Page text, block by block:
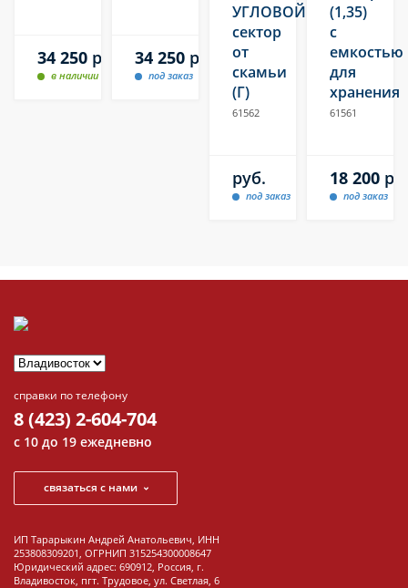
34 250 руб.
в наличии
34 250 руб.
под заказ
УГЛОВОЙ
сектор
от
скамьи
(Г)
61562
руб.
под заказ
(1,35)
с
емкостью
для
хранения
61561
18 200
под заказ
справки по телефону
8 (423) 2-604-704
с 10 до 19 ежедневно
связаться с нами
ИП Тарарыкин Андрей Анатольевич, ИНН
253808309201, ОГРНИП 315254300008647
Юридический адрес: 690912, Россия, г.
Владивосток, пгт. Трудовое, ул. Светлая, 6